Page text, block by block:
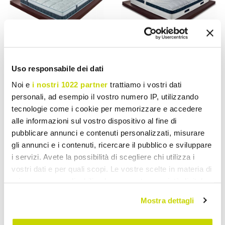
Uso responsabile dei dati
Noi e i nostri 1022 partner trattiamo i vostri dati
personali, ad esempio il vostro numero IP, utilizzando
tecnologie come i cookie per memorizzare e accedere
alle informazioni sul vostro dispositivo al fine di
pubblicare annunci e contenuti personalizzati, misurare
gli annunci e i contenuti, ricercare il pubblico e sviluppare
i servizi. Avete la possibilità di scegliere chi utilizza i
vostri dati e per quali scopi. Le vostre scelte in materia di
modificare o revocare il proprio consenso in qualsiasi
momento dalla Dichiarazione sui cookie o facendo clic
Mostra dettagli
Colchón de 25 cm de alto y
mediano en memoria
calidad made in Italy - Villa
$ 11.897,49 $ 14.871,86
- 20%
Colchón cuadrado y
mediano alto 22 cm en
memoria de lujo Made in
Italy - Duran
$ 9.949,44 $ 12.436,80 - 20%